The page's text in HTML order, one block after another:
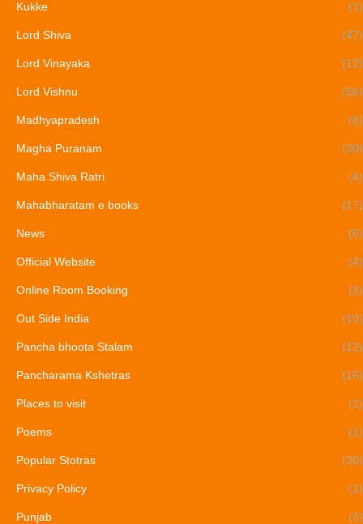
Kukke (1)
Lord Shiva (47)
Lord Vinayaka (12)
Lord Vishnu (56)
Madhyapradesh (8)
Magha Puranam (30)
Maha Shiva Ratri (4)
Mahabharatam e books (17)
News (6)
Official Website (4)
Online Room Booking (3)
Out Side India (10)
Pancha bhoota Stalam (12)
Pancharama Kshetras (16)
Places to visit (1)
Poems (1)
Popular Stotras (30)
Privacy Policy (1)
Punjab (3)